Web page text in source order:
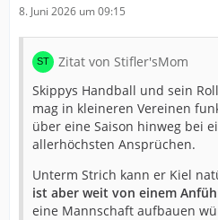
8. Juni 2026 um 09:15
Zitat von Stifler'sMom
Skippys Handball und sein
mag in kleineren Vereinen
über eine Saison hinweg bei
allerhöchsten Ansprüchen.
Unterm Strich kann er Kiel
ist aber weit von einem
eine Mannschaft aufbauen